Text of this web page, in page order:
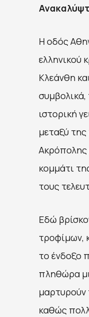
H οδός
ελληνικού
Κλεάνθη
συμβολικά,
ιστορική
μεταξύ
Ακρόπολης
κομμάτι
τους
Εδώ
τροφίμων,
το ένδοξο
πληθώρα
μαρτυρούν
καθώς